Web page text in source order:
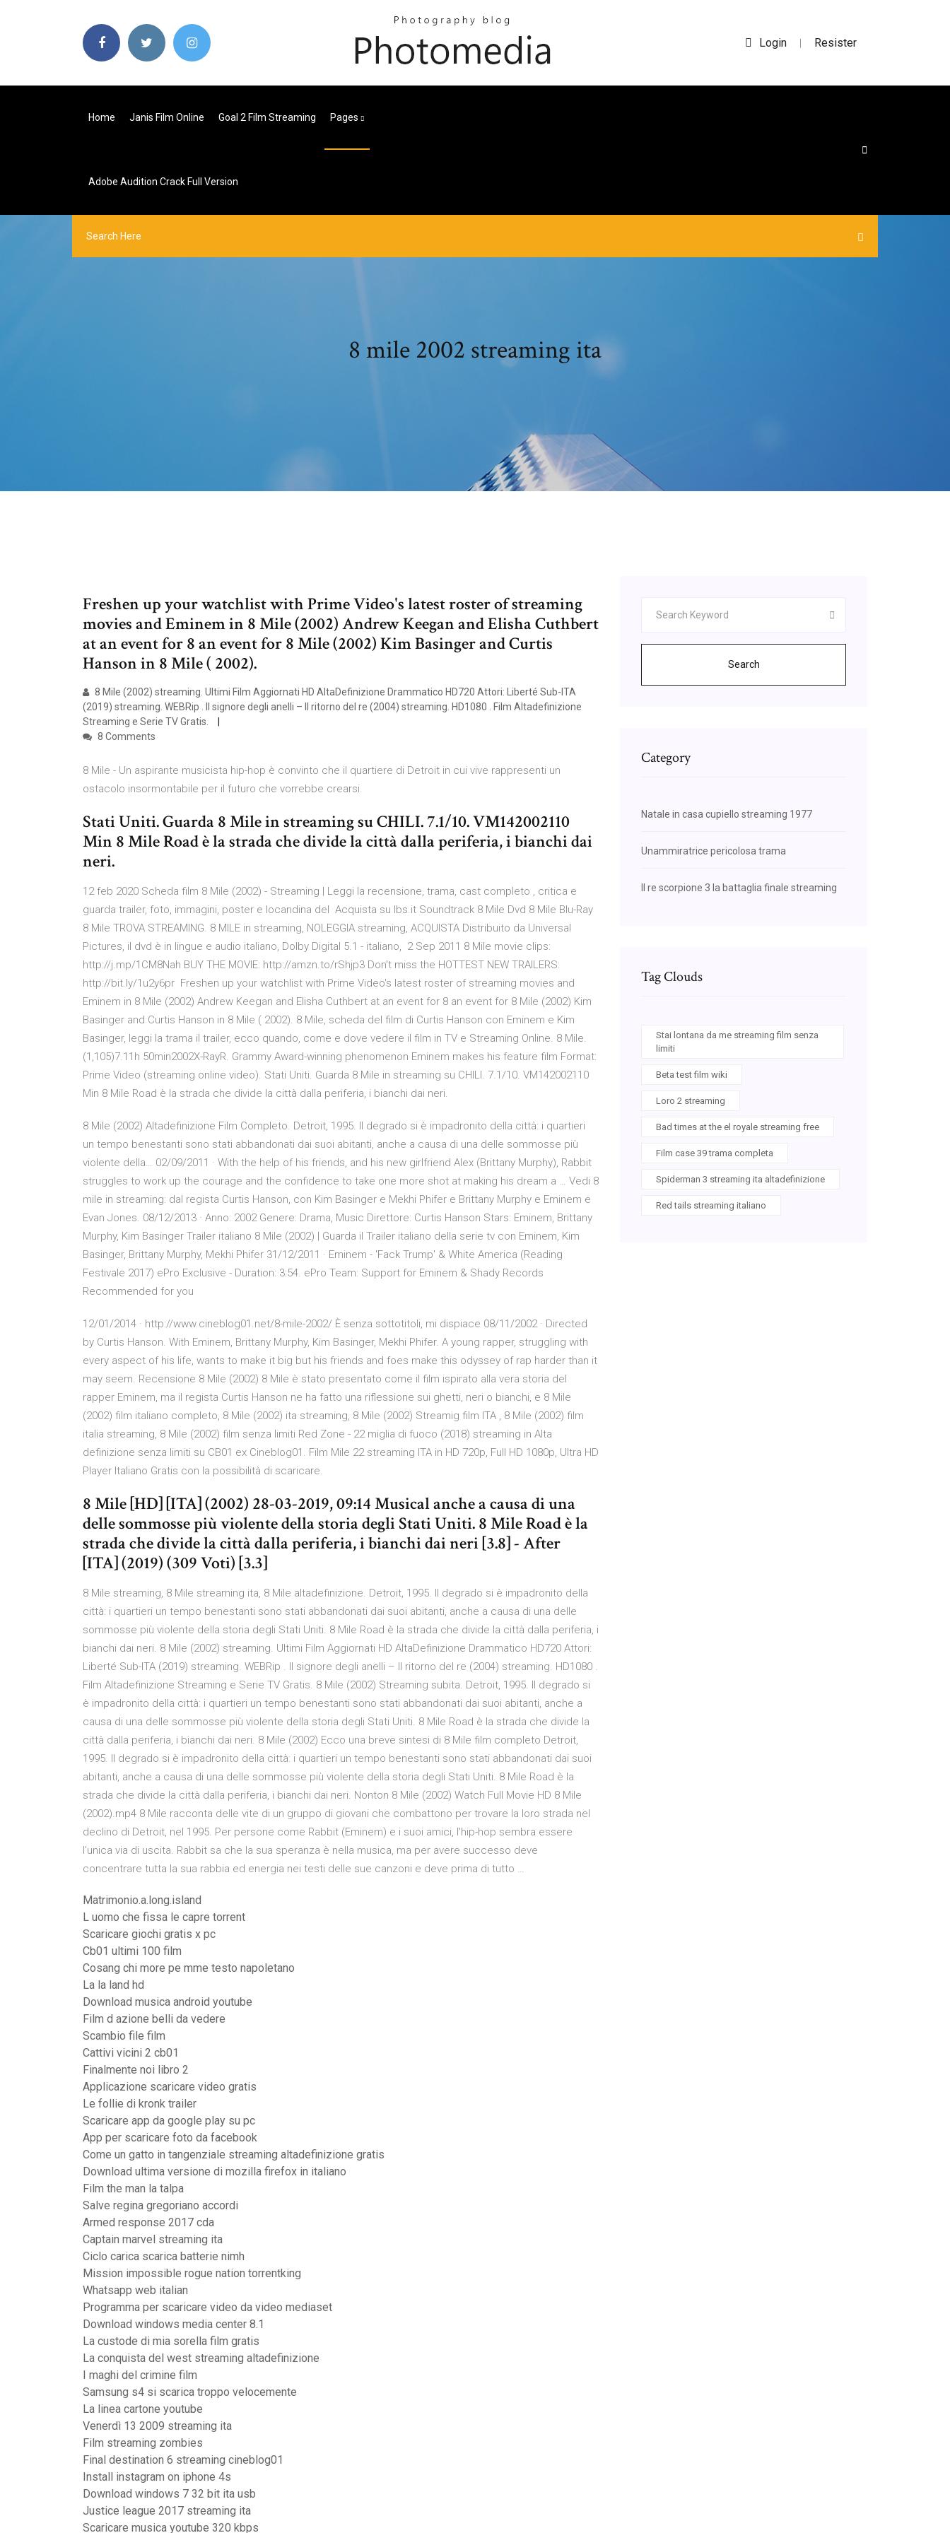
Login | Resister
Home Janis Film Online Goal 2 Film Streaming Pages
Adobe Audition Crack Full Version
8 mile 2002 streaming ita
Freshen up your watchlist with Prime Video's latest roster of streaming
movies and Eminem in 8 Mile (2002) Andrew Keegan and Elisha Cuthbert
at an event for 8 an event for 8 Mile (2002) Kim Basinger and Curtis
Hanson in 8 Mile ( 2002).
8 Mile (2002) streaming. Ultimi Film Aggiornati HD AltaDefinizione Drammatico HD720 Attori: Liberté Sub-ITA
(2019) streaming. WEBRip . Il signore degli anelli – Il ritorno del re (2004) streaming. HD1080 . Film Altadefinizione
Streaming e Serie TV Gratis.
8 Comments
8 Mile - Un aspirante musicista hip-hop è convinto che il quartiere di Detroit in cui vive rappresenti un
ostacolo insormontabile per il futuro che vorrebbe crearsi.
Stati Uniti. Guarda 8 Mile in streaming su CHILI. 7.1/10. VM142002110
Min 8 Mile Road è la strada che divide la città dalla periferia, i bianchi dai
neri.
12 feb 2020 Scheda film 8 Mile (2002) - Streaming | Leggi la recensione, trama, cast completo , critica e
guarda trailer, foto, immagini, poster e locandina del Acquista su Ibs.it Soundtrack 8 Mile Dvd 8 Mile Blu-Ray
8 Mile TROVA STREAMING. 8 MILE in streaming, NOLEGGIA streaming, ACQUISTA Distribuito da Universal
Pictures, il dvd è in lingue e audio italiano, Dolby Digital 5.1 - italiano, 2 Sep 2011 8 Mile movie clips:
http://j.mp/1CM8Nah BUY THE MOVIE: http://amzn.to/rShjp3 Don't miss the HOTTEST NEW TRAILERS:
http://bit.ly/1u2y6pr Freshen up your watchlist with Prime Video's latest roster of streaming movies and
Eminem in 8 Mile (2002) Andrew Keegan and Elisha Cuthbert at an event for 8 an event for 8 Mile (2002) Kim
Basinger and Curtis Hanson in 8 Mile ( 2002). 8 Mile, scheda del film di Curtis Hanson con Eminem e Kim
Basinger, leggi la trama il trailer, ecco quando, come e dove vedere il film in TV e Streaming Online. 8 Mile.
(1,105)7.11h 50min2002X-RayR. Grammy Award-winning phenomenon Eminem makes his feature film Format:
Prime Video (streaming online video). Stati Uniti. Guarda 8 Mile in streaming su CHILI. 7.1/10. VM142002110
Min 8 Mile Road è la strada che divide la città dalla periferia, i bianchi dai neri.
8 Mile (2002) Altadefinizione Film Completo. Detroit, 1995. Il degrado si è impadronito della città: i quartieri
un tempo benestanti sono stati abbandonati dai suoi abitanti, anche a causa di una delle sommosse più
violente della… 02/09/2011 · With the help of his friends, and his new girlfriend Alex (Brittany Murphy), Rabbit
struggles to work up the courage and the confidence to take one more shot at making his dream a … Vedi 8
mile in streaming: dal regista Curtis Hanson, con Kim Basinger e Mekhi Phifer e Brittany Murphy e Eminem e
Evan Jones. 08/12/2013 · Anno: 2002 Genere: Drama, Music Direttore: Curtis Hanson Stars: Eminem, Brittany
Murphy, Kim Basinger Trailer italiano 8 Mile (2002) | Guarda il Trailer italiano della serie tv con Eminem, Kim
Basinger, Brittany Murphy, Mekhi Phifer 31/12/2011 · Eminem - 'Fack Trump' & White America (Reading
Festivale 2017) ePro Exclusive - Duration: 3:54. ePro Team: Support for Eminem & Shady Records
Recommended for you
12/01/2014 · http://www.cineblog01.net/8-mile-2002/ È senza sottotitoli, mi dispiace 08/11/2002 · Directed
by Curtis Hanson. With Eminem, Brittany Murphy, Kim Basinger, Mekhi Phifer. A young rapper, struggling with
every aspect of his life, wants to make it big but his friends and foes make this odyssey of rap harder than it
may seem. Recensione 8 Mile (2002) 8 Mile è stato presentato come il film ispirato alla vera storia del
rapper Eminem, ma il regista Curtis Hanson ne ha fatto una riflessione sui ghetti, neri o bianchi, e 8 Mile
(2002) film italiano completo, 8 Mile (2002) ita streaming, 8 Mile (2002) Streamig film ITA , 8 Mile (2002) film
italia streaming, 8 Mile (2002) film senza limiti Red Zone - 22 miglia di fuoco (2018) streaming in Alta
definizione senza limiti su CB01 ex Cineblog01. Film Mile 22 streaming ITA in HD 720p, Full HD 1080p, Ultra HD
Player Italiano Gratis con la possibilità di scaricare.
8 Mile [HD] [ITA] (2002) 28-03-2019, 09:14 Musical anche a causa di una
delle sommosse più violente della storia degli Stati Uniti. 8 Mile Road è la
strada che divide la città dalla periferia, i bianchi dai neri [3.8] - After
[ITA] (2019) (309 Voti) [3.3]
8 Mile streaming, 8 Mile streaming ita, 8 Mile altadefinizione. Detroit, 1995. Il degrado si è impadronito della
città: i quartieri un tempo benestanti sono stati abbandonati dai suoi abitanti, anche a causa di una delle
sommosse più violente della storia degli Stati Uniti. 8 Mile Road è la strada che divide la città dalla periferia, i
bianchi dai neri. 8 Mile (2002) streaming. Ultimi Film Aggiornati HD AltaDefinizione Drammatico HD720 Attori:
Liberté Sub-ITA (2019) streaming. WEBRip . Il signore degli anelli – Il ritorno del re (2004) streaming. HD1080 .
Film Altadefinizione Streaming e Serie TV Gratis. 8 Mile (2002) Streaming subita. Detroit, 1995. Il degrado si
è impadronito della città: i quartieri un tempo benestanti sono stati abbandonati dai suoi abitanti, anche a
causa di una delle sommosse più violente della storia degli Stati Uniti. 8 Mile Road è la strada che divide la
città dalla periferia, i bianchi dai neri. 8 Mile (2002) Ecco una breve sintesi di 8 Mile film completo Detroit,
1995. Il degrado si è impadronito della città: i quartieri un tempo benestanti sono stati abbandonati dai suoi
abitanti, anche a causa di una delle sommosse più violente della storia degli Stati Uniti. 8 Mile Road è la
strada che divide la città dalla periferia, i bianchi dai neri. Nonton 8 Mile (2002) Watch Full Movie HD 8 Mile
(2002).mp4 8 Mile racconta delle vite di un gruppo di giovani che combattono per trovare la loro strada nel
declino di Detroit, nel 1995. Per persone come Rabbit (Eminem) e i suoi amici, l'hip-hop sembra essere
l'unica via di uscita. Rabbit sa che la sua speranza è nella musica, ma per avere successo deve
concentrare tutta la sua rabbia ed energia nei testi delle sue canzoni e deve prima di tutto …
Matrimonio.a.long.island
L uomo che fissa le capre torrent
Scaricare giochi gratis x pc
Cb01 ultimi 100 film
Cosang chi more pe mme testo napoletano
La la land hd
Download musica android youtube
Film d azione belli da vedere
Scambio file film
Cattivi vicini 2 cb01
Finalmente noi libro 2
Applicazione scaricare video gratis
Le follie di kronk trailer
Scaricare app da google play su pc
App per scaricare foto da facebook
Come un gatto in tangenziale streaming altadefinizione gratis
Download ultima versione di mozilla firefox in italiano
Film the man la talpa
Salve regina gregoriano accordi
Armed response 2017 cda
Captain marvel streaming ita
Ciclo carica scarica batterie nimh
Mission impossible rogue nation torrentking
Whatsapp web italian
Programma per scaricare video da video mediaset
Download windows media center 8.1
La custode di mia sorella film gratis
La conquista del west streaming altadefinizione
I maghi del crimine film
Samsung s4 si scarica troppo velocemente
La linea cartone youtube
Venerdì 13 2009 streaming ita
Film streaming zombies
Final destination 6 streaming cineblog01
Install instagram on iphone 4s
Download windows 7 32 bit ita usb
Justice league 2017 streaming ita
Scaricare musica youtube 320 kbps
Search
Category
Natale in casa cupiello streaming 1977
Unammiratrice pericolosa trama
Il re scorpione 3 la battaglia finale streaming
Tag Clouds
Stai lontana da me streaming film senza
limiti
Beta test film wiki
Loro 2 streaming
Bad times at the el royale streaming free
Film case 39 trama completa
Spiderman 3 streaming ita altadefinizione
Red tails streaming italiano